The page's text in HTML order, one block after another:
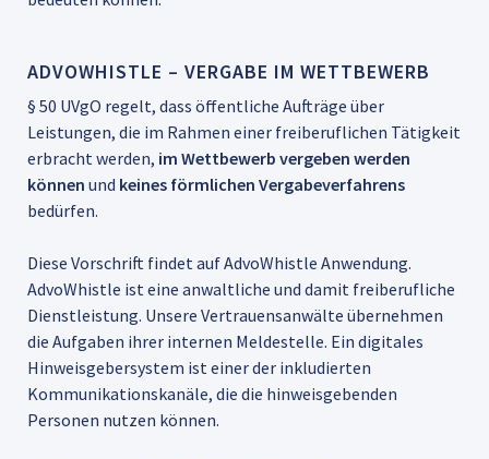
ADVOWHISTLE – VERGABE IM WETTBEWERB
§ 50 UVgO regelt, dass öffentliche Aufträge über
Leistungen, die im Rahmen einer freiberuflichen Tätigkeit
erbracht werden, im Wettbewerb vergeben werden
können und keines förmlichen Vergabeverfahrens
bedürfen.
Diese Vorschrift findet auf AdvoWhistle Anwendung.
AdvoWhistle ist eine anwaltliche und damit freiberufliche
Dienstleistung. Unsere Vertrauensanwälte übernehmen
die Aufgaben ihrer internen Meldestelle. Ein digitales
Hinweisgebersystem ist einer der inkludierten
Kommunikationskanäle, die die hinweisgebenden
Personen nutzen können.